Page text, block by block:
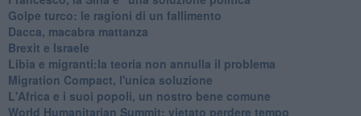
Golpe turco: le ragioni di un fallimento
Dacca, macabra mattanza
Brexit e Israele
Libia e migranti:la teoria non annulla il problema
Migration Compact, l'unica soluzione
L'Africa e i suoi popoli, un nostro bene comune
World Humanitarian Summit: vietato perdere tempo